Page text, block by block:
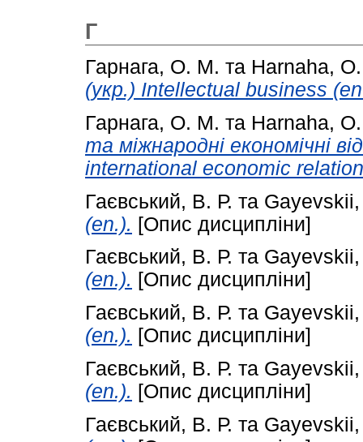
Г
Гарнага, О. М. та Harnaha,
(укр.) Intellectual business
Гарнага, О. М. та Harnaha,
та міжнародні економічні
international economic
Гаєвський, В. Р. та
(en.). [Опис дисципліни]
Гаєвський, В. Р. та
(en.). [Опис дисципліни]
Гаєвський, В. Р. та
(en.). [Опис дисципліни]
Гаєвський, В. Р. та
(en.). [Опис дисципліни]
Гаєвський, В. Р. та